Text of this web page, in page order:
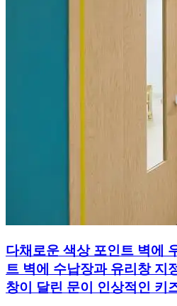
다채로운 색상 포인트 벽에
트 벽에 수납장과 유리창 지
창이 달린 문이 인상적인 키